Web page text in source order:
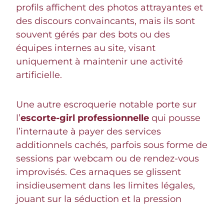
profils affichent des photos attrayantes et
des discours convaincants, mais ils sont
souvent gérés par des bots ou des
équipes internes au site, visant
uniquement à maintenir une activité
artificielle.
Une autre escroquerie notable porte sur
l’escorte-girl professionnelle qui pousse
l’internaute à payer des services
additionnels cachés, parfois sous forme de
sessions par webcam ou de rendez-vous
improvisés. Ces arnaques se glissent
insidieusement dans les limites légales,
jouant sur la séduction et la pression